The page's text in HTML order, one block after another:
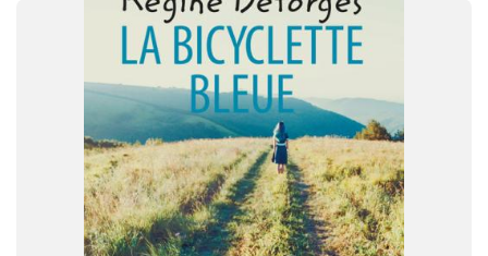
FORMAT
Flergangsbog
9788723543059